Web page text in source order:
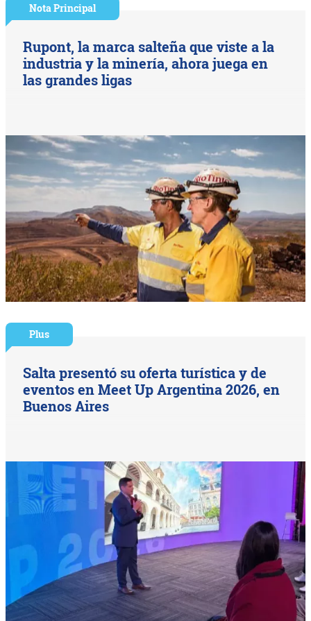
Nota Principal
Rupont, la marca salteña que viste a la
industria y la minería, ahora juega en
las grandes ligas
Plus
Salta presentó su oferta turística y de
eventos en Meet Up Argentina 2026, en
Buenos Aires